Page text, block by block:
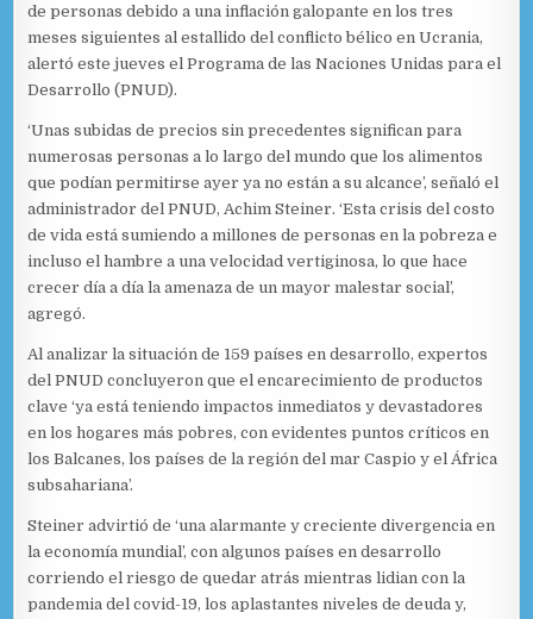
de personas debido a una inflación galopante en los tres
meses siguientes al estallido del conflicto bélico en Ucrania,
alertó este jueves el Programa de las Naciones Unidas para el
Desarrollo (PNUD).
‘Unas subidas de precios sin precedentes significan para
numerosas personas a lo largo del mundo que los alimentos
que podían permitirse ayer ya no están a su alcance’, señaló el
administrador del PNUD, Achim Steiner​​​. ‘Esta crisis del costo
de vida está sumiendo a millones de personas en la pobreza e
incluso el hambre a una velocidad vertiginosa, lo que hace
crecer día a día la amenaza de un mayor malestar social’,
agregó.
Al analizar la situación de 159 países en desarrollo, expertos
del PNUD concluyeron que el encarecimiento de productos
clave ‘ya está teniendo impactos inmediatos y devastadores
en los hogares más pobres, con evidentes puntos críticos en
los Balcanes, los países de la región del mar Caspio y el África
subsahariana’.
Steiner advirtió de ‘una alarmante y creciente divergencia en
la economía mundial’, con algunos países en desarrollo
corriendo el riesgo de quedar atrás mientras lidian con la
pandemia del covid-19, los aplastantes niveles de deuda y,